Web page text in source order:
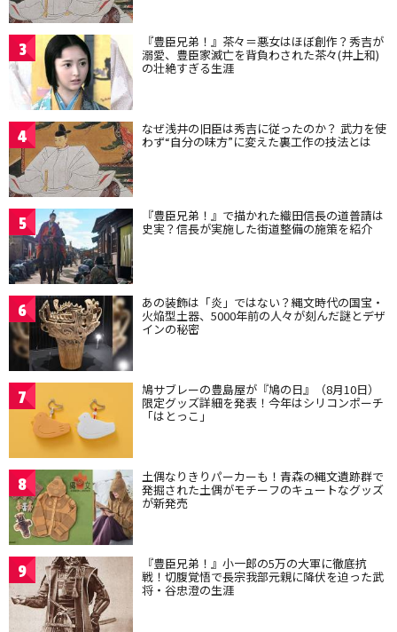
3 『豊臣兄弟！』茶々＝悪女はほぼ創作？秀吉が
溺愛、豊臣家滅亡を背負わされた茶々(井上和)
の壮絶すぎる生涯
4 なぜ浅井の旧臣は秀吉に従ったのか？ 武力を使
わず“自分の味方”に変えた裏工作の技法とは
5 『豊臣兄弟！』で描かれた織田信長の道普請は
史実？信長が実施した街道整備の施策を紹介
6 あの装飾は「炎」ではない？縄文時代の国宝・
火焔型土器、5000年前の人々が刻んだ謎とデザ
インの秘密
7 鳩サブレーの豊島屋が『鳩の日』（8月10日）
限定グッズ詳細を発表！今年はシリコンポーチ
「はとっこ」
8 土偶なりきりパーカーも！青森の縄文遺跡群で
発掘された土偶がモチーフのキュートなグッズ
が新発売
9 『豊臣兄弟！』小一郎の5万の大軍に徹底抗
戦！切腹覚悟で長宗我部元親に降伏を迫った武
将・谷忠澄の生涯